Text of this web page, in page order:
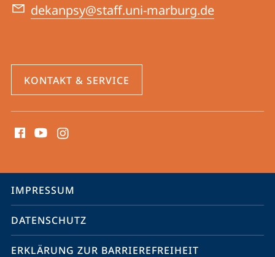
dekanpsy@staff.uni-marburg.de
KONTAKT & SERVICE
Media
Service-
Navigation
IMPRESSUM
DATENSCHUTZ
ERKLÄRUNG ZUR BARRIEREFREIHEIT